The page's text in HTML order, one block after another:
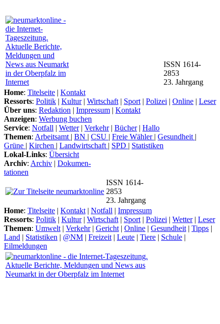
ISSN 1614-
2853
23. Jahrgang
Home: Titelseite | Kontakt
Ressorts: Politik | Kultur| Wirtschaft | Sport | Polizei | Online | Leser
Über uns: Redaktion | Impressum | Kontakt
Anzeigen: Werbung buchen
Service: Notfall | Wetter| Verkehr| Bücher| Hallo
Themen: Arbeitsamt | BN | CSU | Freie Wähler | Gesundheit |
Grüne | Kirchen | Landwirtschaft | SPD | Statistiken
Lokal-Links: Übersicht
Archiv: Archiv | Dokumen-
tationen
ISSN 1614-
2853
23. Jahrgang
Home: Titelseite | Kontakt | Notfall | Impressum
Ressorts: Politik | Kultur| Wirtschaft | Sport | Polizei | Wetter| Leser
Themen: Umwelt | Verkehr| Gericht | Online | Gesundheit | Tipps |
Land | Statistiken | @NM | Freizeit | Leute | Tiere | Schule |
Eilmeldungen